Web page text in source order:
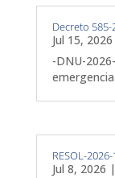
Decreto 585-
Jul 15, 2026
-DNU-
RESOL-
Jul 8, 2026 |